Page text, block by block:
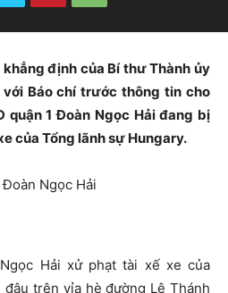
khẳng định của Bí thư Thành ủy
với Báo chí trước thông tin cho
quận 1 Đoàn Ngọc Hải đang bị
của Tổng lãnh sự Hungary.
Hải xử phạt tài xế xe của
trên vỉa hè đường Lê Thánh